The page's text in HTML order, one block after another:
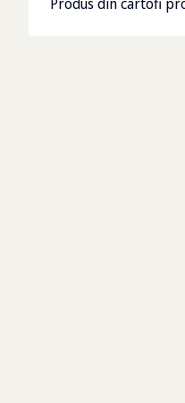
Produs din cartofi